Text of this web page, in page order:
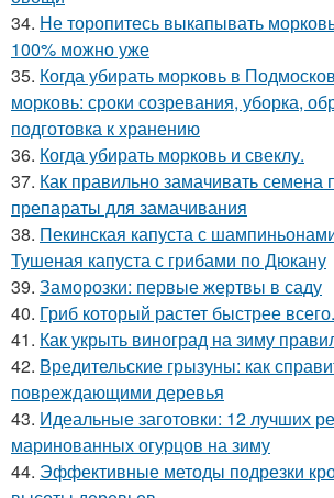
34. Не торопитесь выкапывать
100% можно уже
35. Когда убирать морковь в
морковь: сроки созревания, уборка,
подготовка к хранению
36. Когда убирать морковь и свеклу.
37. Как правильно замачивать
препараты для замачивания
38. Пекинская капуста с
Тушеная капуста с грибами по Дюкану
39. Заморозки: первые жертвы в саду
40. Гриб который растет быстрее всего.
41. Как укрыть виноград на зиму
42. Вредительские грызуны: как
повреждающими деревья
43. Идеальные заготовки: 12 лучших
маринованных огурцов на зиму
44. Эффективные методы подрезки